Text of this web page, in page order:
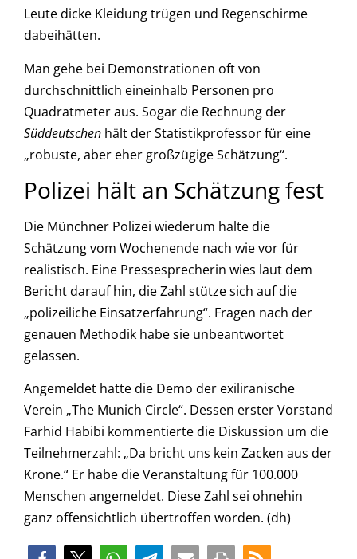
Leute dicke Kleidung trügen und Regenschirme
dabeihätten.
Man gehe bei Demonstrationen oft von
durchschnittlich eineinhalb Personen pro
Quadratmeter aus. Sogar die Rechnung der
Süddeutschen hält der Statistikprofessor für eine
„robuste, aber eher großzügige Schätzung“.
Polizei hält an Schätzung fest
Die Münchner Polizei wiederum halte die
Schätzung vom Wochenende nach wie vor für
realistisch. Eine Pressesprecherin wies laut dem
Bericht darauf hin, die Zahl stütze sich auf die
„polizeiliche Einsatzerfahrung“. Fragen nach der
genauen Methodik habe sie unbeantwortet
gelassen.
Angemeldet hatte die Demo der exiliranische
Verein „The Munich Circle“. Dessen erster Vorstand
Farhid Habibi kommentierte die Diskussion um die
Teilnehmerzahl: „Da bricht uns kein Zacken aus der
Krone.“ Er habe die Veranstaltung für 100.000
Menschen angemeldet. Diese Zahl sei ohnehin
ganz offensichtlich übertroffen worden. (dh)